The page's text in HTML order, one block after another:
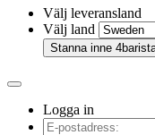
Välj leveransland
Välj land
Stanna inne
Logga in